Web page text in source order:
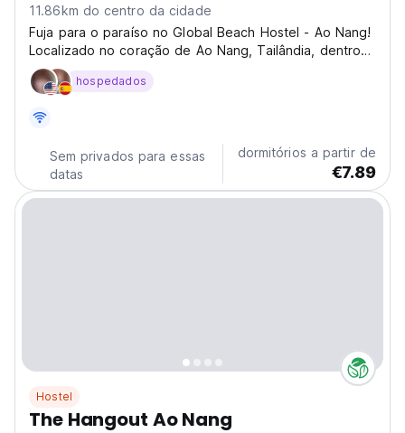
11.86km do centro da cidade
Fuja para o paraíso no Global Beach Hostel - Ao Nang!
Localizado no coração de Ao Nang, Tailândia, dentro
do Projeto Aonang Landmark, nosso hostel oferece
uma atmosfera vibrante e social perfeita para explorar
hospedados
Sem privados para essas
datas
dormitórios a partir de
€7.89
Hostel
The Hangout Ao Nang